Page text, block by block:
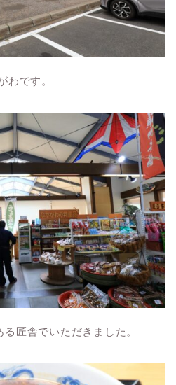
わです。
匠舎でいただきました。